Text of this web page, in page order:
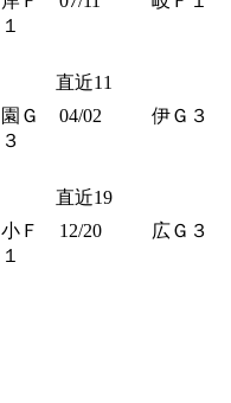
１
直近11
園Ｇ
３
04/02 伊Ｇ３
直近19
小Ｆ
１
12/20 広Ｇ３